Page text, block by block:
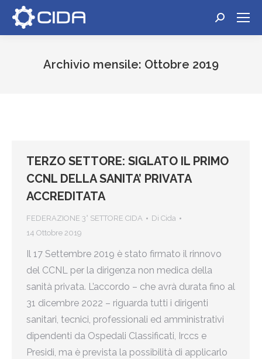
Cerca:
Archivio mensile: Ottobre 2019
TERZO SETTORE: SIGLATO IL PRIMO
CCNL DELLA SANITA’ PRIVATA
ACCREDITATA
FEDERAZIONE 3° SETTORE CIDA Di Cida
14 Ottobre 2019
Il 17 Settembre 2019 è stato firmato il rinnovo
del CCNL per la dirigenza non medica della
sanità privata. L’accordo – che avrà durata fino al
31 dicembre 2022 – riguarda tutti i dirigenti
sanitari, tecnici, professionali ed amministrativi
dipendenti da Ospedali Classificati, Irccs e
Presidi, ma è prevista la possibilità di applicarlo